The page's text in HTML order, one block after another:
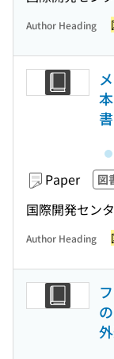
Author Heading
Paper 図
国際開発セン
Author Heading